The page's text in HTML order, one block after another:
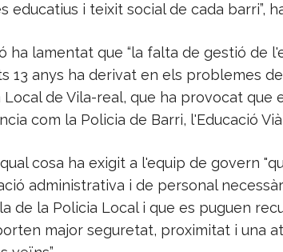
educatius i teixit social de cada barri”,
ha lamentat que “la falta de gestió de
13 anys ha derivat en els problemes
Local de Vila-real, que ha provocat que
com la Policia de Barri, l'Educació
cosa ha exigit a l'equip de govern
administrativa i de personal
de la Policia Local i que es puguen
major seguretat, proximitat i una